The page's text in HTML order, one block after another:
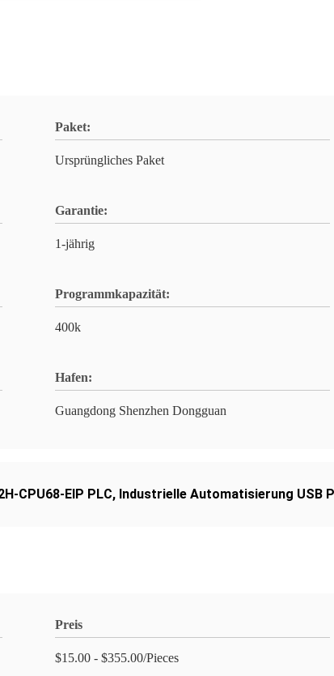
Paket:
Ursprüngliches Paket
Garantie:
1-jährig
Programmkapazität:
400k
Hafen:
Guangdong Shenzhen Dongguan
CPU68-EIP PLC, Industrielle Automatisierung USB
Preis
$15.00 - $355.00/Pieces